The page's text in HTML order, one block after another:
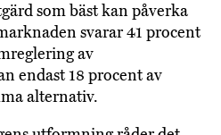
som bäst kan påverka
svarar 41 procent
av
endast 18 procent av
alternativ.